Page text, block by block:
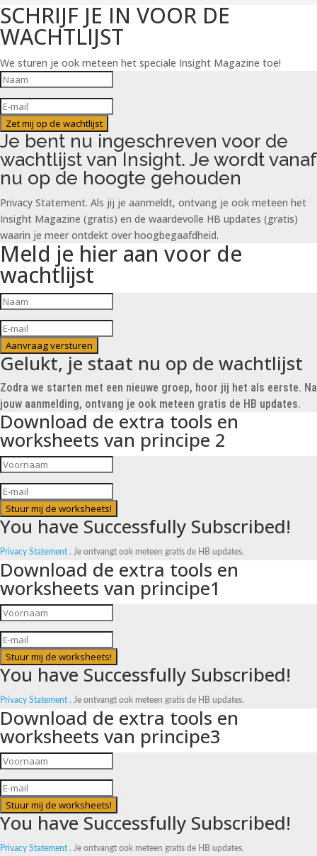
SCHRIJF JE IN VOOR DE
WACHTLIJST
We sturen je ook meteen het speciale Insight Magazine toe!
Zet mij op de wachtlijst
Je bent nu ingeschreven voor de
wachtlijst van Insight. Je wordt vanaf
nu op de hoogte gehouden
Privacy Statement. Als jij je aanmeldt, ontvang je ook meteen het
Insight Magazine (gratis) en de waardevolle HB updates (gratis)
waarin je meer ontdekt over hoogbegaafdheid.
Meld je hier aan voor de
wachtlijst
Aanvraag versturen
Gelukt, je staat nu op de wachtlijst
Zodra we starten met een nieuwe groep, hoor jij het als eerste. Na
jouw aanmelding, ontvang je ook meteen gratis de HB updates.
Download de extra tools en
worksheets van principe 2
Stuur mij de worksheets!
You have Successfully Subscribed!
Privacy Statement . Je ontvangt ook meteen gratis de HB updates.
Download de extra tools en
worksheets van principe1
Stuur mij de worksheets!
You have Successfully Subscribed!
Privacy Statement . Je ontvangt ook meteen gratis de HB updates.
Download de extra tools en
worksheets van principe3
Stuur mij de worksheets!
You have Successfully Subscribed!
Privacy Statement . Je ontvangt ook meteen gratis de HB updates.